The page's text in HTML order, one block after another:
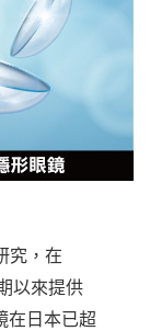
究，在
以來提供
在日本已超